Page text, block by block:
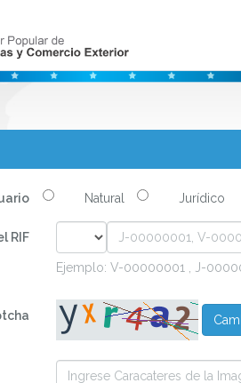
Natural Jurídico
RIF
Ejemplo: V-00000001 , J-